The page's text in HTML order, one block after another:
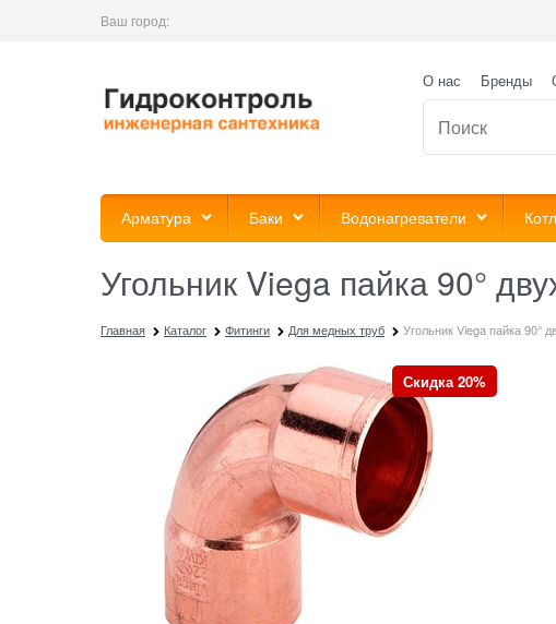
Ваш город:
О нас Бренды
Арматура Баки Водонагреватели
Угольник Viega пайка 90°
Главная Каталог Фитинги Для медных труб Угольник Viega пайка 90°
Скидка 20%